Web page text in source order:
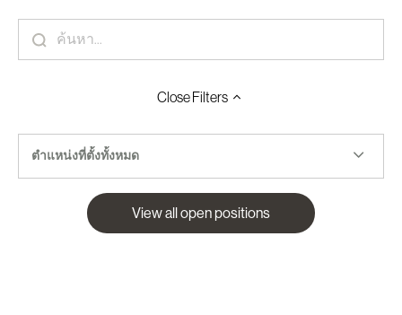
CloseFilters
ตำแหน่งที่ตั้งทั้งหมด
View all open positions